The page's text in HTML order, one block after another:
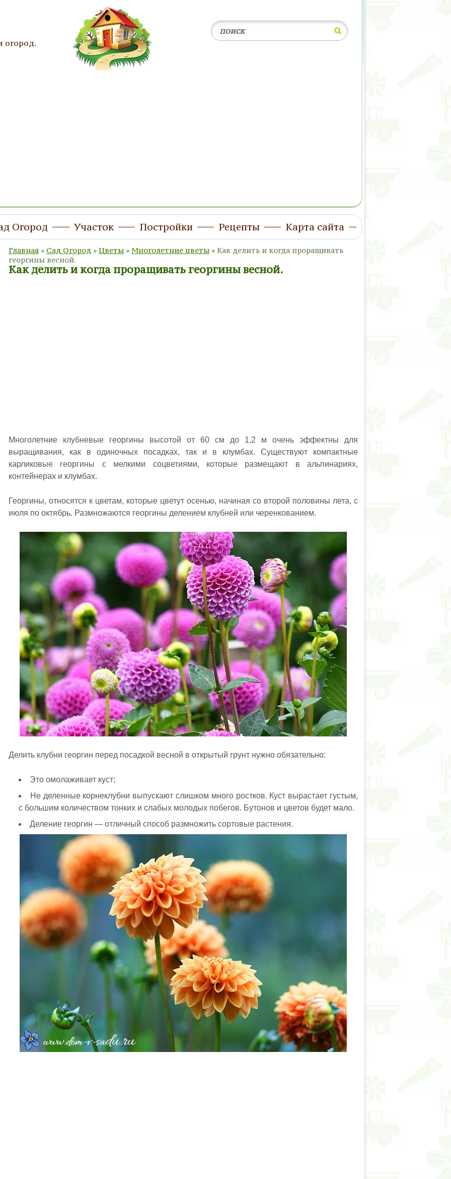
огород.
Огород Участок Постройки Рецепты Карта сайта
Главная » Сад Огород » Цветы » Многолетние цветы » Как делить и когда проращивать
георгины весной.
Как делить и когда проращивать георгины весной.
Многолетние клубневые георгины высотой от 60 см до 1,2 м очень эффектны для
выращивания, как в одиночных посадках, так и в клумбах. Существуют компактные
карликовые георгины с мелкими соцветиями, которые размещают в альпинариях,
контейнерах и клумбах.
Георгины, относятся к цветам, которые цветут осенью, начиная со второй половины лета, с
июля по октябрь. Размножаются георгины делением клубней или черенкованием.
Делить клубни георгин перед посадкой весной в открытый грунт нужно обязательно:
Это омолаживает куст;
Не деленные корнеклубни выпускают слишком много ростков. Куст вырастает густым,
с большим количеством тонких и слабых молодых побегов. Бутонов и цветов будет мало.
Деление георгин — отличный способ размножить сортовые растения.